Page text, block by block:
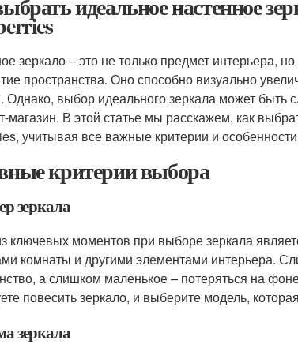
идеальное настенное
зеркало – это не только предмет интерьера,
пространства. Оно способно визуально
Однако, выбор идеального зеркала может быть
магазин. В этой статье мы расскажем, как
учитывая все важные критерии и
критерии выбора
зеркала
ключевых моментов при выборе зеркала
комнаты и другими элементами интерьера.
а слишком маленькое – потеряться на
повесить зеркало, и выберите модель,
зеркала